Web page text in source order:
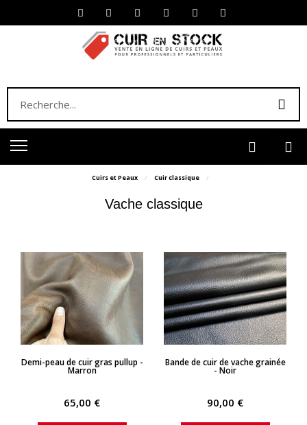
Cuirs et Peaux Cuir classique
Vache classique
APERÇU RAPIDE
Demi-peau de cuir gras pullup -
Marron
65,00 €
APERÇU RAPIDE
Bande de cuir de vache grainée
- Noir
90,00 €